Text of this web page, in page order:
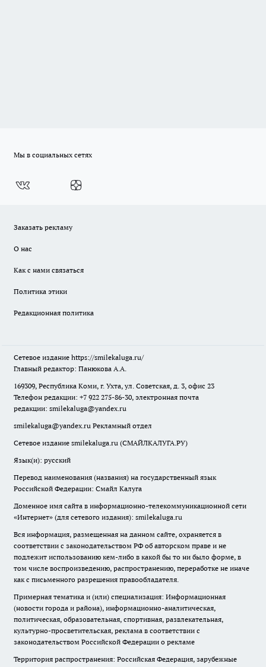
Мы в социальных сетях
Заказать рекламу
О нас
Как с нами связаться
Политика этики
Редакционная политика
Сетевое издание https://smilekaluga.ru/
Главный редактор: Панюкова А.А.
169309, Республика Коми, г. Ухта, ул. Советская, д. 3, офис 23
Телефон редакции: +7 922 275-86-30, электронная почта
редакции: smilekaluga@yandex.ru
smilekaluga@yandex.ru Рекламный отдел
Сетевое издание smilekaluga.ru (СМАЙЛКАЛУГА.РУ)
Язык(и): русский
Перевод наименования (названия) на государственный язык
Российской Федерации: Смайл Калуга
Доменное имя сайта в информационно-телекоммуникационной сети
«Интернет» (для сетевого издания): smilekaluga.ru
Вся информация, размещенная на данном сайте, охраняется в
соответствии с законодательством РФ об авторском праве и не
подлежит использованию кем-либо в какой бы то ни было форме, в
том числе воспроизведению, распространению, переработке не иначе
как с письменного разрешения правообладателя.
Примерная тематика и (или) специализация: Информационная
(новости города и района), информационно-аналитическая,
политическая, образовательная, спортивная, развлекательная,
культурно-просветительская, реклама в соответствии с
законодательством Российской Федерации о рекламе
Территория распространения: Российская Федерация, зарубежные